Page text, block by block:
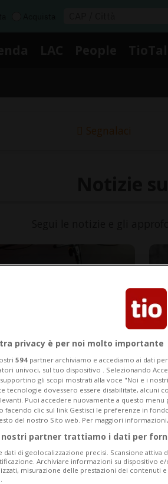
Segnalaci
6 gior 8
"Violence"
privacy è per noi molto importante
594 partner archiviamo e accediamo ai dati
univoci, sul tuo dispositivo . Selezionando
gli scopi mostrati alla voce "Noi e i
tecnologie dovessero essere disabilitate, alcuni
Puoi accedere nuovamente a questo
facendo clic sul link Gestisci le preferenze in
del nostro Sito web. Per maggiori
nostri partner trattiamo i dati per
dati di geolocalizzazione precisi. Scansione attiva
Archiviare informazioni su dispositivo
misurazione delle prestazioni dei contenuti